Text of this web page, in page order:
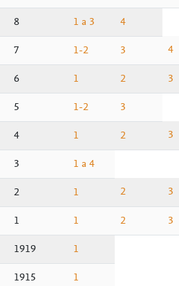
8 1 a 3 4
7 1-2 3 4
6 1 2 3
5 1-2 3
4 1 2 3
3 1 a 4
2 1 2 3
1 1 2 3
1919 1
1915 1